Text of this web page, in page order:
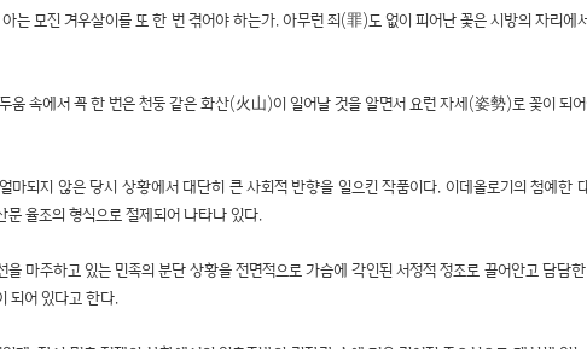
는 모진 겨우살이를 또 한 번 겪어야 하는가. 아무런 죄(罪)도 없이 피어난 꽃은 시방의 자리
움 속에서 꼭 한 번은 천둥 같은 화산(火山)이 일어날 것을 알면서 요런 자세(姿勢)로 꽃이 되
마되지 않은 당시 상황에서 대단히 큰 사회적 반향을 일으킨 작품이다. 이데올로기의 첨예한
율조의 형식으로 절제되어 나타나 있다.
마주하고 있는 민족의 분단 상황을 전면적으로 가슴에 각인된 서정적 정조로 끌어안고 담담
되어 있다고 한다.